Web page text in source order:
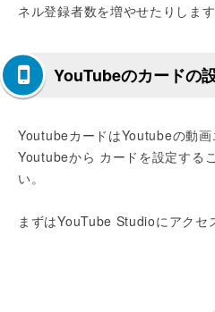
ネル登録者数を増やせたりします
YouTubeのカードの
YoutubeカードはYoutubeの動
Youtubeから カードを設定する
い。
まずはYouTube Studioにアクセ